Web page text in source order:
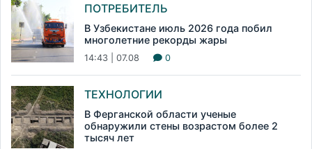
ПОТРЕБИТЕЛЬ
В Узбекистане июль 2026 года побил
многолетние рекорды жары
14:43 | 07.08 0
ТЕХНОЛОГИИ
В Ферганской области ученые
обнаружили стены возрастом более 2
тысяч лет